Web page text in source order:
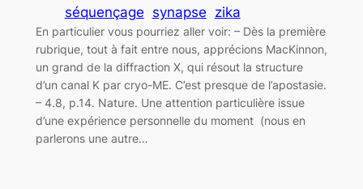
séquençage synapse zika
En particulier vous pourriez aller voir: – Dès la première
rubrique, tout à fait entre nous, apprécions MacKinnon,
un grand de la diffraction X, qui résout la structure
d’un canal K par cryo-ME. C’est presque de l’apostasie.
– 4.8, p.14. Nature. Une attention particulière issue
d’une expérience personnelle du moment (nous en
parlerons une autre…